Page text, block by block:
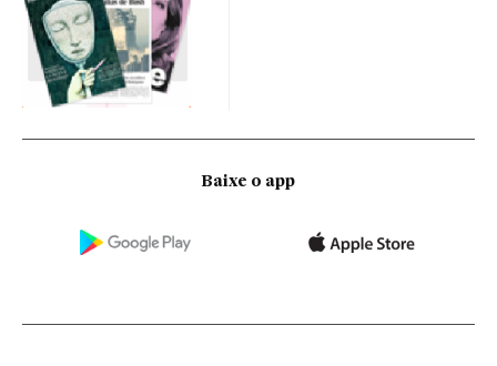
Baixe o app